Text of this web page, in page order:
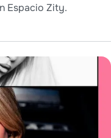
Espacio Zity.